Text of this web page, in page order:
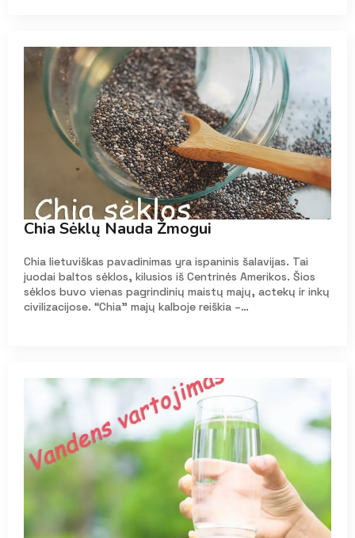
Chia Sėklų Nauda Žmogui
Chia lietuviškas pavadinimas yra ispaninis šalavijas. Tai
juodai baltos sėklos, kilusios iš Centrinės Amerikos. Šios
sėklos buvo vienas pagrindinių maistų majų, actekų ir inkų
civilizacijose. “Chia” majų kalboje reiškia –…